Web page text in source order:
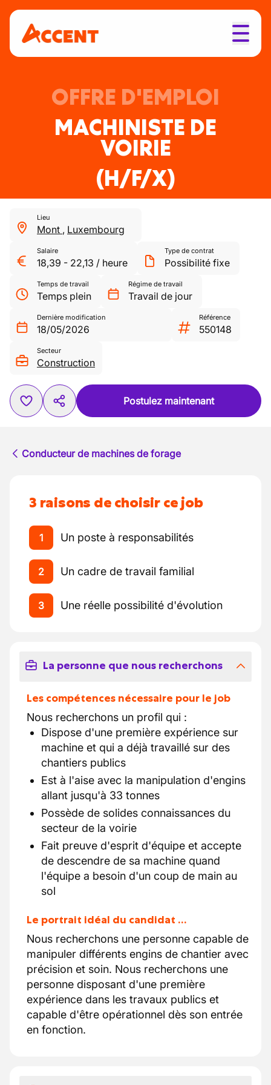
OFFRE D'EMPLOI
MACHINISTE DE
VOIRIE
(H/F/X)
Lieu
Mont , Luxembourg
Salaire
18,39 - 22,13 / heure
Type de contrat
Possibilité fixe
Temps de travail
Temps plein
Régime de travail
Travail de jour
Dernière modification
18/05/2026
Référence
550148
Secteur
Construction
Postulez maintenant
Conducteur de machines de forage
3 raisons de choisir ce job
1 Un poste à responsabilités
2 Un cadre de travail familial
3 Une réelle possibilité d'évolution
La personne que nous recherchons
Les compétences nécessaire pour le job
Nous recherchons un profil qui :
Dispose d'une première expérience sur
machine et qui a déjà travaillé sur des
chantiers publics
Est à l'aise avec la manipulation d'engins
allant jusqu'à 33 tonnes
Possède de solides connaissances du
secteur de la voirie
Fait preuve d'esprit d'équipe et accepte
de descendre de sa machine quand
l'équipe a besoin d'un coup de main au
sol
Le portrait idéal du candidat …
Nous recherchons une personne capable de
manipuler différents engins de chantier avec
précision et soin. Nous recherchons une
personne disposant d'une première
expérience dans les travaux publics et
capable d'être opérationnel dès son entrée
en fonction.